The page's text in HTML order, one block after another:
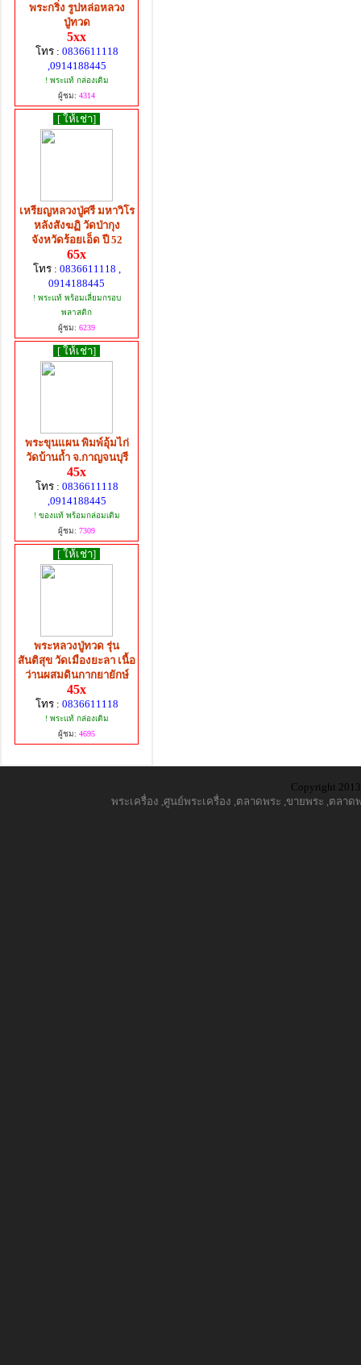
พระกริ่ง รูปหล่อหลวง
ปู่ทวด
5xx
โทร : 0836611118
,0914188445
! พระแท้ กล่องเดิม
ผู้ชม: 4314
[ ให้เช่า]
เหรียญหลวงปู่ศรี มหาวิโร
หลังสังฆฏิ วัดป่ากุง
จังหวัดร้อยเอ็ด ปี 52
65x
โทร : 0836611118 ,
0914188445
! พระแท้ พร้อมเลี่ยมกรอบ
พลาสติก
ผู้ชม: 6239
[ ให้เช่า]
พระขุนแผน พิมพ์อุ้มไก่
วัดบ้านถ้ำ จ.กาญจนบุรี
45x
โทร : 0836611118
,0914188445
! ของแท้ พร้อมกล่อมเดิม
ผู้ชม: 7309
[ ให้เช่า]
พระหลวงปู่ทวด รุ่น
สันติสุข วัดเมืองยะลา เนื้อ
ว่านผสมดินกากยายักษ์
45x
โทร : 0836611118
! พระแท้ กล่องเดิม
ผู้ชม: 4695
Copyright
พระเครื่อง ,ศูนย์พระเครื่อง ,ตลาดพระ ,ขายพระ ,ตลาด